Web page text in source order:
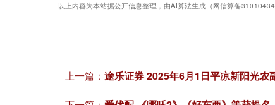
以上内容为本站据公开信息整理，由AI算法生成（网信算备
上一篇： 途乐证券 2025年6月1日平凉新阳光农